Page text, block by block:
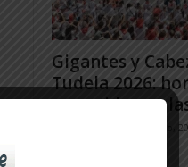
Gigantes y
Tudela 2026:
recorridos en
25 julio,